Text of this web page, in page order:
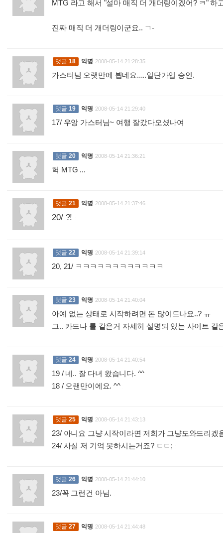
MTG 라고 해서 "설마 매직 더 개더링이겠어? ㅋ" 하
진짜 매직 더 개더링이군요.. ㄱ-
댓글 18 익명 2008-05-14 21:28:35
가스터님 오랫만에 뵙네요.....일단가입 승인.
댓글 19 익명 2008-05-14 21:29:40
17/ 우앙 가스터님~ 여행 잘갔다오셨나여
댓글 20 익명 2008-05-14 21:36:21
헉 MTG ...
댓글 21 익명 2008-05-14 21:37:46
20/ ?!
댓글 22 익명 2008-05-14 21:39:14
20, 21/ ㅋㅋㅋㅋㅋㅋㅋㅋㅋㅋㅋㅋ
댓글 23 익명 2008-05-14 21:40:04
아예 없는 상태로 시작하려면 돈 많이드나요..? ㅠ
그.. 카드나 룰 같은거 자세히 설명되 있는 사이트
댓글 24 익명 2008-05-14 21:40:54
19 / 네.. 잘 다녀 왔습니다. ^^
18 / 오랜만이에요. ^^
댓글 25 익명 2008-05-14 21:43:13
23/ 아니요 그냥 시작이라면 저희가 그냥도와드리겠
24/ 사실 저 기억 못하시는거죠? ㄷㄷ;
댓글 26 익명 2008-05-14 21:44:10
23/꼭 그런건 아님.
댓글 27 익명 2008-05-14 21:44:48